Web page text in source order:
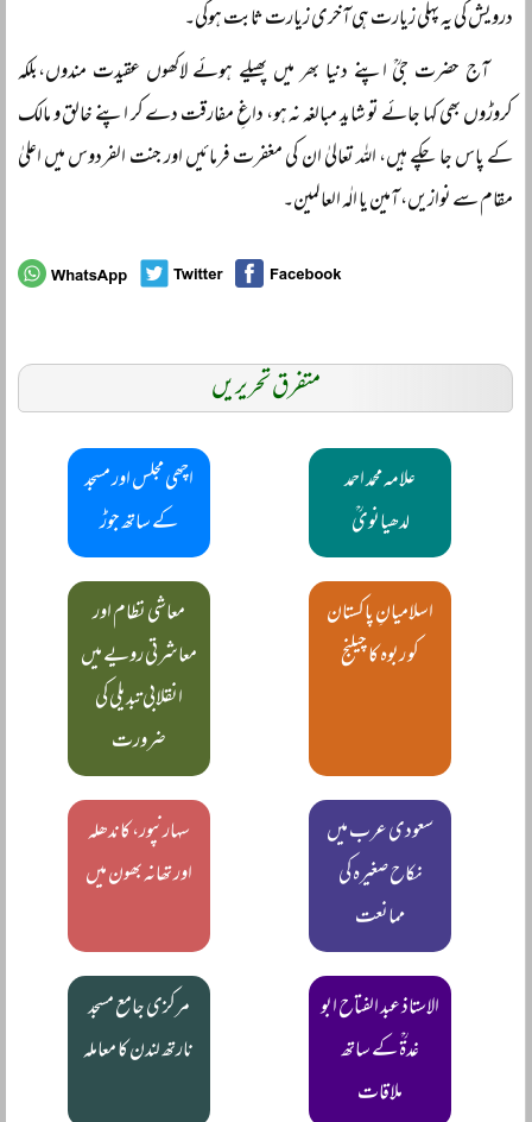
درویش کی یہ پہلی زیارت ہی آخری زیارت ثابت ہوگی۔
آج حضرت جیؒ اپنے دنیا بھر میں پھیلے ہوئے لاکھوں عقیدت مندوں،بلکہ
کروڑوں بھی کہا جائے تو شاید مبالغہ نہ ہو، داغِ مفارقت دے کر اپنے خالق و مالک
کے پاس جا چکے ہیں، اللہ تعالیٰ ان کی مغفرت فرمائیں اور جنت الفردوس میں اعلیٰ
مقام سے نوازیں، آمین یا الٰہ العالمین۔
متفرق تحریریں
علامہ محمد احمد
لدھیانویؒ
اچھی مجلس اور مسجد
کے ساتھ جوڑ
اسلامیانِ پاکستان
کو ربوہ کا چیلنج
معاشی نظام اور
معاشرتی رویے میں
انقلابی تبدیلی کی
ضرورت
سعودی عرب میں
نکاح صغیرہ کی
ممانعت
سہارنپور، کاندھلہ
اور تھانہ بھون میں
الاستاذ عبد الفتاح ابو
غدۃؒ کے ساتھ
ملاقات
مرکزی جامع مسجد
نارتھ لندن کا معاملہ